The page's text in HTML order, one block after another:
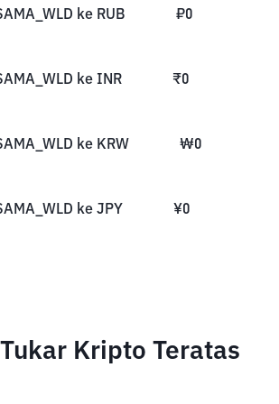
ke RUB ₽0
ke INR ₹0
ke KRW ₩0
ke JPY ¥0
Kripto Teratas